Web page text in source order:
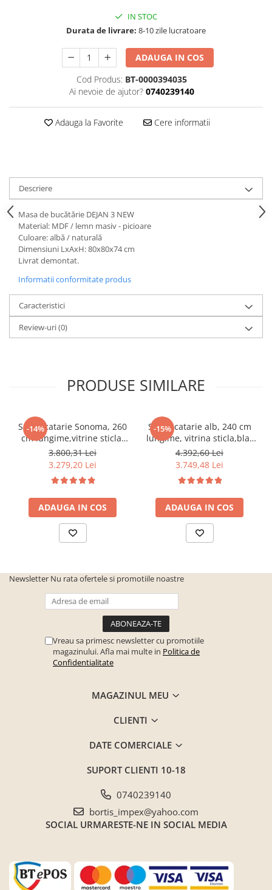
Comode lux-ultramoderne
Dulapuri haine si Sifoniere
Masute de toaleta
Paturi lemn & pal
Paturi metalice
Paturi tapitate
Saltele
Seturi dormitoare complete
Suporturi saltea/Somiere/Gratii
Mobilier Hol/Cuiere
Banci pentru asteptare
Colectia casmir -seturi
Set mobilier Hol modern cu
Seturi hol cuiere
Mobilier Birou
Canapele birou
Dulapuri birou/bibliorafturi
Scaune conferinta-vizitator
Seturi mobilier birou complet
Camera copiilor
Birouri camera copilului
COVOARE PUFOASE(SHAGGY)FIR
Mobilier Gradina
Scaune de gradina
IN STOC
Durata de livrare: 8-10 zile lucratoare
ADAUGA IN COS
Cod Produs: BT-0000394035
Ai nevoie de ajutor? 0740239140
Adauga la Favorite Cere informatii
Descriere
Masa de bucătărie DEJAN 3 NEW
Material: MDF / lemn masiv - picioare
Culoare: albă / naturală
Dimensiuni LxAxH: 80x80x74 cm
Livrat demontat.
Informatii conformitate produs
Caracteristici
Review-uri(0)
PRODUSE SIMILARE
-14%
Set Bucatarie Sonoma, 260
cm lungime,vitrine sticla,
blat termorezistent
inclus,Bortis Impex
3.800,31 Lei
3.279,20 Lei
ADAUGA IN COS
-15%
Set Bucatarie alb, 240 cm
lungime, vitrina sticla,blat
termorezistent inclus,Bortis
Impex
4.392,60 Lei
3.749,48 Lei
ADAUGA IN COS
Newsletter Nu rata ofertele si promotiile noastre
Vreau sa primesc newsletter cu promotiile
magazinului. Afla mai multe in Politica de
Confidentialitate
MAGAZINUL MEU
CLIENTI
DATE COMERCIALE
SUPORT CLIENTI 10-18
0740239140
bortis_impex@yahoo.com
SOCIAL URMARESTE-NE IN SOCIAL MEDIA